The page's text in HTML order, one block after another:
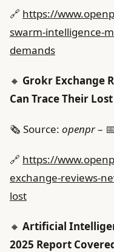
🔗 https://
swarm-intelligence-
demands
🔸 Grokr Exchange
Can Trace Their
🗞️ Source: openpr–
🔗 https://
exchange-reviews-
lost
🔸 Artificial
2025 Report